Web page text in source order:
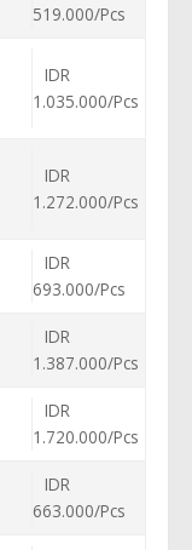
519.000/Pcs
IDR
1.035.000/Pcs
IDR
1.272.000/Pcs
IDR
693.000/Pcs
IDR
1.387.000/Pcs
IDR
1.720.000/Pcs
IDR
663.000/Pcs